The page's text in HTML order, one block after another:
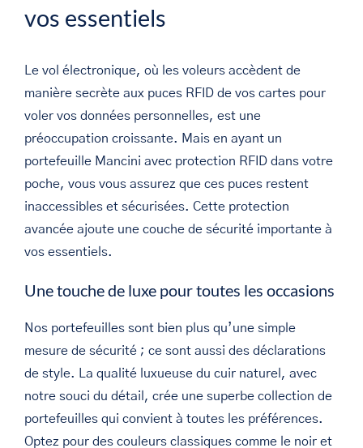
vos essentiels
Le vol électronique, où les voleurs accèdent de
manière secrète aux puces RFID de vos cartes pour
voler vos données personnelles, est une
préoccupation croissante. Mais en ayant un
portefeuille Mancini avec protection RFID dans votre
poche, vous vous assurez que ces puces restent
inaccessibles et sécurisées. Cette protection
avancée ajoute une couche de sécurité importante à
vos essentiels.
Une touche de luxe pour toutes les occasions
Nos portefeuilles sont bien plus qu’une simple
mesure de sécurité ; ce sont aussi des déclarations
de style. La qualité luxueuse du cuir naturel, avec
notre souci du détail, crée une superbe collection de
portefeuilles qui convient à toutes les préférences.
Optez pour des couleurs classiques comme le noir et